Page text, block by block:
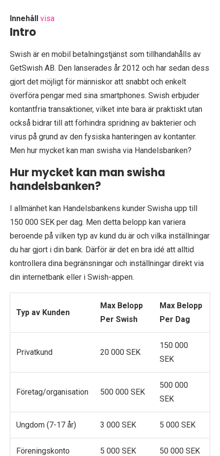
Innehåll visa
Intro
Swish är en mobil betalningstjänst som tillhandahålls av
GetSwish AB. Den lanserades år 2012 och har sedan dess
gjort det möjligt för människor att snabbt och enkelt
överföra pengar med sina smartphones. Swish erbjuder
kontantfria transaktioner, vilket inte bara är praktiskt utan
också bidrar till att förhindra spridning av bakterier och
virus på grund av den fysiska hanteringen av kontanter.
Men hur mycket kan man swisha via Handelsbanken?
Hur mycket kan man swisha
handelsbanken?
I allmänhet kan Handelsbankens kunder Swisha upp till
150 000 SEK per dag. Men detta belopp kan variera
beroende på vilken typ av kund du är och vilka inställningar
du har gjort i din bank. Därför är det en bra idé att alltid
kontrollera dina begränsningar och inställningar direkt via
din internetbank eller i Swish-appen.
Typ av Kunden
Max Belopp
Per Swish
Max Belopp
Per Dag
Privatkund 20 000 SEK
150 000
SEK
Företag/organisation 500 000 SEK
500 000
SEK
Ungdom (7-17 år) 3 000 SEK 5 000 SEK
Föreningskonto 5 000 SEK 50 000 SEK